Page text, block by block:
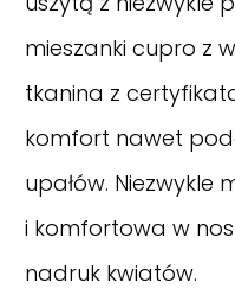
mieszanki cupro z
tkanina z
komfort nawet
upałów. Niezwykle
i komfortowa w
nadruk kwiatów.